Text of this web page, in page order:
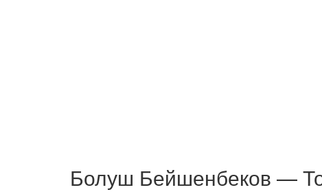
Болуш Бейшенбеков —